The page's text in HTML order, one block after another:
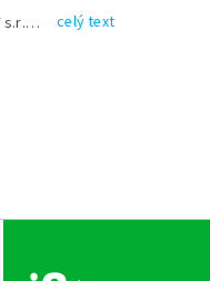
Vyplněním shora uvedených údajů beru na vědomí, že společnost TEXT FACTORY s.r.o., sídlem Brno, Durďákova 336/29, Černá Pole, PSČ: 613 00, IČ: 06157831, zapsané u Krajského soudu v Brně, oddíl C, vložka 100399, bude zpracovávat mé osobní údaje uvedené v rámci mnou vyplněného registračního formuláře na základě oprávněných zájmů TEXT FACTORY s.r.o. dle čl. 6 odst. 1 písm. f) GDPR a pro splnění právních povinností (čl. 6 odst. 1 písm. c) GDPR), a to pro tyto účely: nezbytnost zajistit oprávnění návštěvníka webových stránek provozovaných společností TEXT FACTORY s.r.o. přispívat aktivně ke zveřejněným článkům nebo v rámci diskusních fór a výkon práv TEXT FACTORY s.r.o. jako administrátora těchto diskusních fór. Více informací o zpracování osobních údajů a právech lze nalézt v celý text